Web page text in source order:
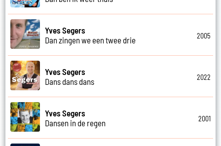
Yves Segers
Dan zingen we een twee drie
2005
Yves Segers
Dans dans dans
2022
Yves Segers
Dansen in de regen
2001